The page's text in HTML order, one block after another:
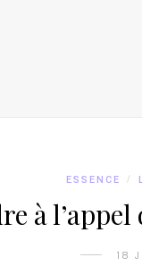
ESSENCE /
à
18